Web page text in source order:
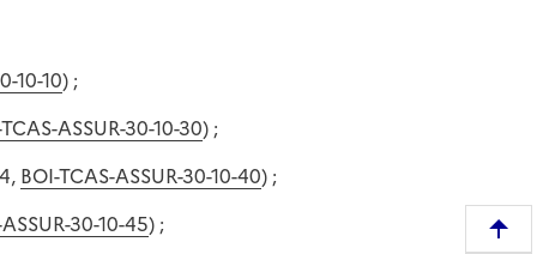
10-10) ;
ASSUR-30-10-30) ;
BOI-TCAS-ASSUR-30-10-40) ;
30-10-45) ;